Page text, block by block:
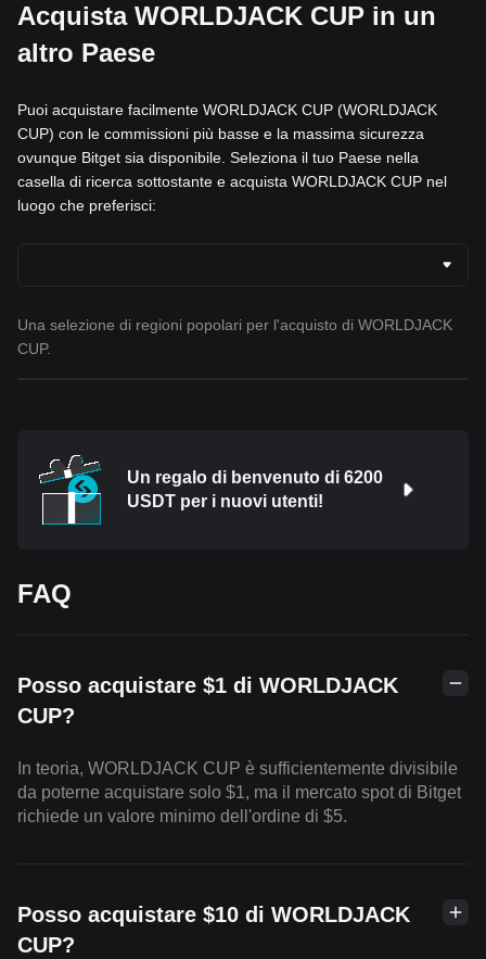
Acquista WORLDJACK CUP in un
altro Paese
Puoi acquistare facilmente WORLDJACK CUP (WORLDJACK
CUP) con le commissioni più basse e la massima sicurezza
ovunque Bitget sia disponibile. Seleziona il tuo Paese nella
casella di ricerca sottostante e acquista WORLDJACK CUP nel
luogo che preferisci:
Una selezione di regioni popolari per l'acquisto di WORLDJACK
CUP.
Un regalo di benvenuto di 6200
USDT per i nuovi utenti!
FAQ
Posso acquistare $1 di WORLDJACK
CUP?
In teoria, WORLDJACK CUP è sufficientemente divisibile
da poterne acquistare solo $1, ma il mercato spot di Bitget
richiede un valore minimo dell'ordine di $5.
Posso acquistare $10 di WORLDJACK
CUP?